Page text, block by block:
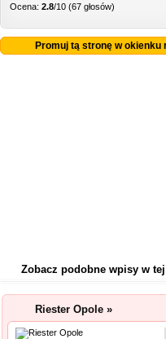
Ocena: 2.8/10 (67 głosów)
Promuj tą stronę w okienku
Zobacz podobne wpisy w
Riester Opole »